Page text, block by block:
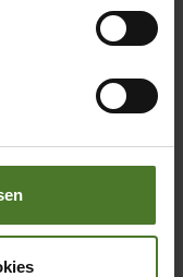
das Risiko von
bzgl.
49
45
45